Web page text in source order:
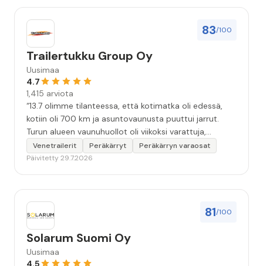
83/100
Trailertukku Group Oy
Uusimaa
4.7
1,415 arviota
“13.7 olimme tilanteessa, että kotimatka oli edessä,
kotiin oli 700 km ja asuntovaunusta puuttui jarrut.
Turun alueen vaunuhuollot oli viikoksi varattuja,
asentajien kädet täynnä työtä. Eräs vaunuhuolto
neuvoi olemaan yhteydessä Turun Trailertukkuun.
jarrurummut jarrukenkineen. Ja kotimatka alkoi
turvallisesti ja hyvillä mielin. Kiitoksia erinomaisen
hyvästä palvelusta hädissään tuskailleelle pohjoisen
matkailijalle😊”
Venetrailerit Peräkärryt
Peräkärryn varaosat
Päivitetty 29.7.2026
81/100
Solarum Suomi Oy
Uusimaa
4.5